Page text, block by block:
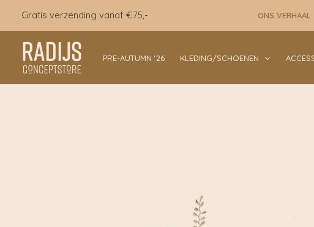
inhoud
Gratis verzending vanaf €75,- ONS VERHAAL
PRE-AUTUMN ‘26 KLEDING/SCHOENEN